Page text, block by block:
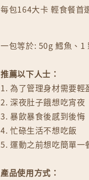
每包164大卡 輕食餐首
一包等於: 50g 鱈魚、1
推薦以下人士：
1. 為了管理身材需要輕
2. 深夜肚子餓想吃宵夜
3. 暴飲暴食後感到後悔
4. 忙碌生活不想吃飯
5. 運動之前想吃簡單一
產品使用方式：